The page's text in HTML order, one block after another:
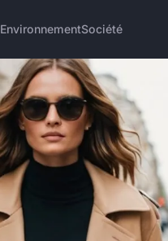
EnvironnementSociété